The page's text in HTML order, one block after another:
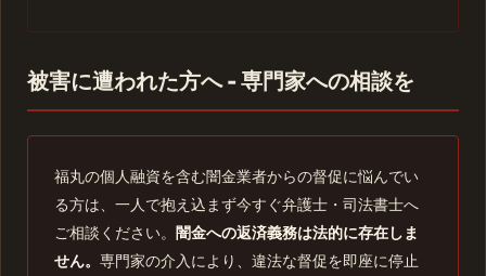
被害に遭われた方へ - 専門家への相談を
福丸の個人融資を含む闇金業者からの督促に悩んでい
る方は、一人で抱え込まず今すぐ弁護士・司法書士へ
ご相談ください。 闇金への返済義務は法的に存在しま
せん。 専門家の介入により、違法な督促を即座に停止